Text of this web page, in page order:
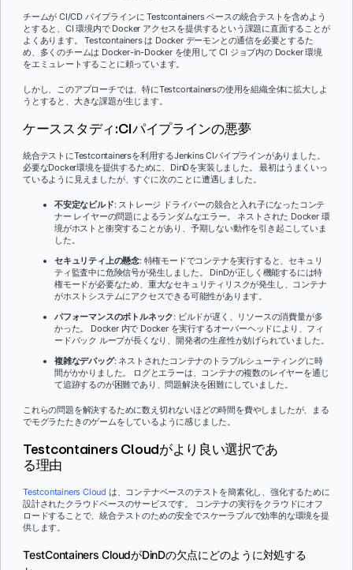
チームが CI/CD パイプラインに Testcontainers ベースの統合テストを含めよう
とすると、CI 環境内で Docker アクセスを提供するという課題に直面することが
よくあります。 Testcontainers は Docker デーモンとの通信を必要とするた
め、多くのチームは Docker-in-Docker を使用して CI ジョブ内の Docker 環境
をエミュレートすることに頼っています。
しかし、このアプローチでは、特にTestcontainersの使用を組織全体に拡大しよ
うとすると、大きな課題が生じます。
ケーススタディ:CIパイプラインの悪夢
統合テストにTestcontainersを利用するJenkins CIパイプラインがありました。
必要なDocker環境を提供するために、DinDを実装しました。 最初はうまくいっ
ているように見えましたが、すぐに次のことに遭遇しました。
不安定なビルド: ストレージ ドライバーの競合と入れ子になったコンテ
ナー レイヤーの問題によるランダムなエラー。 ネストされた Docker 環
境がホストと衝突することがあり、予期しない動作を引き起こしていま
した。
セキュリティ上の懸念: 特権モードでコンテナを実行すると、セキュリ
ティ監査中に危険信号が発生しました。 DinDが正しく機能するには特
権モードが必要なため、重大なセキュリティリスクが発生し、コンテナ
がホストシステムにアクセスできる可能性があります。
パフォーマンスのボトルネック: ビルドが遅く、リソースの消費量が多
かった。 Docker 内で Docker を実行するオーバーヘッドにより、フィ
ードバック ループが長くなり、開発者の生産性が妨げられていました。
複雑なデバッグ: ネストされたコンテナのトラブルシューティングに時
間がかかりました。 ログとエラーは、コンテナの複数のレイヤーを通じ
て追跡するのが困難であり、問題解決を困難にしていました。
これらの問題を解決するために数え切れないほどの時間を費やしましたが、まる
でモグラたたきのゲームをしているように感じました。
Testcontainers Cloudがより良い選択であ
る理由
Testcontainers Cloud は、コンテナベースのテストを簡素化し、強化するために
設計されたクラウドベースのサービスです。 コンテナの実行をクラウドにオフ
ロードすることで、統合テストのための安全でスケーラブルで効率的な環境を提
供します。
TestContainers CloudがDinDの欠点にどのように対処する